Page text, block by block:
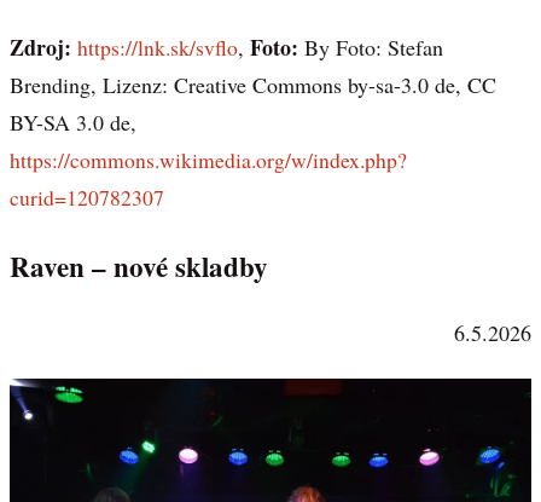
Zdroj: https://lnk.sk/svflo, Foto: By Foto: Stefan
Brending, Lizenz: Creative Commons by-sa-3.0 de, CC
BY-SA 3.0 de,
https://commons.wikimedia.org/w/index.php?
curid=120782307
Raven – nové skladby
6.5.2026